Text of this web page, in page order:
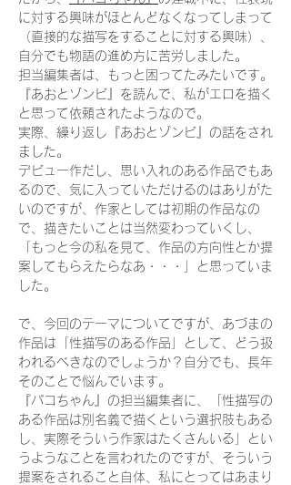
に対する興味がほとんどなくなってしまって
（直接的な描写をすることに対する興味）、
自分でも物語の進め方に苦労しました。
担当編集者は、もっと困ってたみたいです。
『あおとゾンビ』を読んで、私がエロを描く
と思って依頼されたようなので。
実際、繰り返し『あおとゾンビ』の話をされ
ました。
デビュー作だし、思い入れのある作品でもあ
るので、気に入っていただけるのはありがた
いのですが、作家としては初期の作品なの
で、描きたいことは当然変わっていくし、
「もっと今の私を見て、作品の方向性とか提
案してもらえたらなあ・・・」と思っていま
した。
で、今回のテーマについてですが、あづまの
作品は「性描写のある作品」として、どう扱
われるべきなのでしょうか？自分でも、長年
そのことで悩んでいます。
『パコちゃん』の担当編集者に、「性描写の
ある作品は別名義で描くという選択肢もある
し、実際そういう作家はたくさんいる」とい
うようなことを言われたのですが、そういう
提案をされること自体、私にとってはあまり